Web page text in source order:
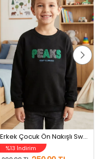
Erkek Çocuk Ön Nakışlı Sweatshirt Siyah
%13 İndirim